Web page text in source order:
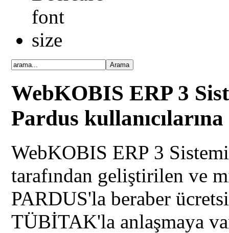
WebKOBIS ERP 3
Pardus
WebKOBIS ERP 3
tarafından geliştirilen ve
PARDUS'la beraber
TÜBİTAK'la anlaşmaya